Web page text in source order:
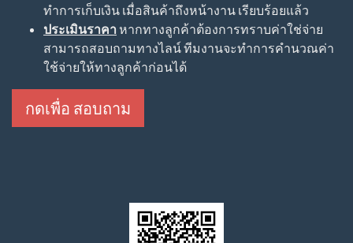
ทำการเก็บเงิน เมื่อสินค้าถึงหน้างาน เรียบร้อยแล้ว
ประเมินราคา หากทางลูกค้าต้องการทราบค่าใช่จ่าย
สามารถสอบถามทางไลน์ ทีมงานจะทำการคำนวณค่า
ใช้จ่ายให้ทางลูกค้าก่อนได้
กดเพื่อ สอบถาม